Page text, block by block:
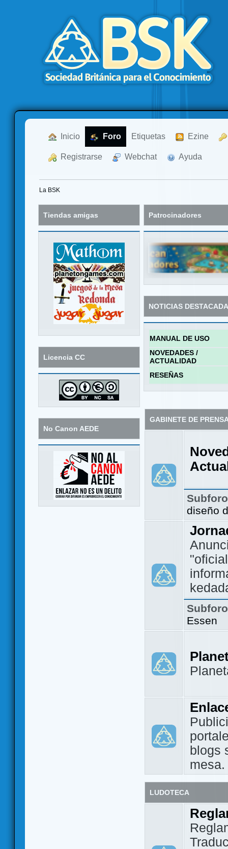
Inicio Foro Etiquetas Ezine
Registrarse Webchat Ayuda
La BSK
Tiendas amigas
Licencia CC
No Canon AEDE
Patrocinadores
NOTICIAS
MANUAL DE USO
NOVEDADES /
ACTUALIDAD
RESEÑAS
GABINETE DE
diseño
Essen
blogs
mesa.
LUDOTECA